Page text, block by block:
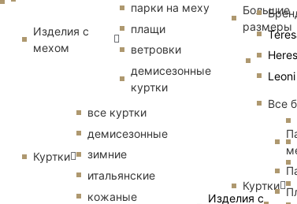
Все
Изделия с
Изделия с
мехом
парки на меху
плащи
ветровки
демисезонные
куртки
Куртки
все куртки
демисезонные
зимние
итальянские
кожаные
Большие
размеры
Куртки